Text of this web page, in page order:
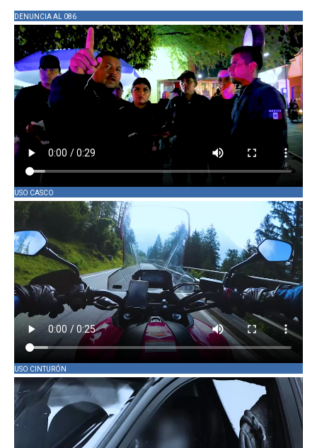
DENUNCIA AL 086
USO CASCO
USO CINTURÓN